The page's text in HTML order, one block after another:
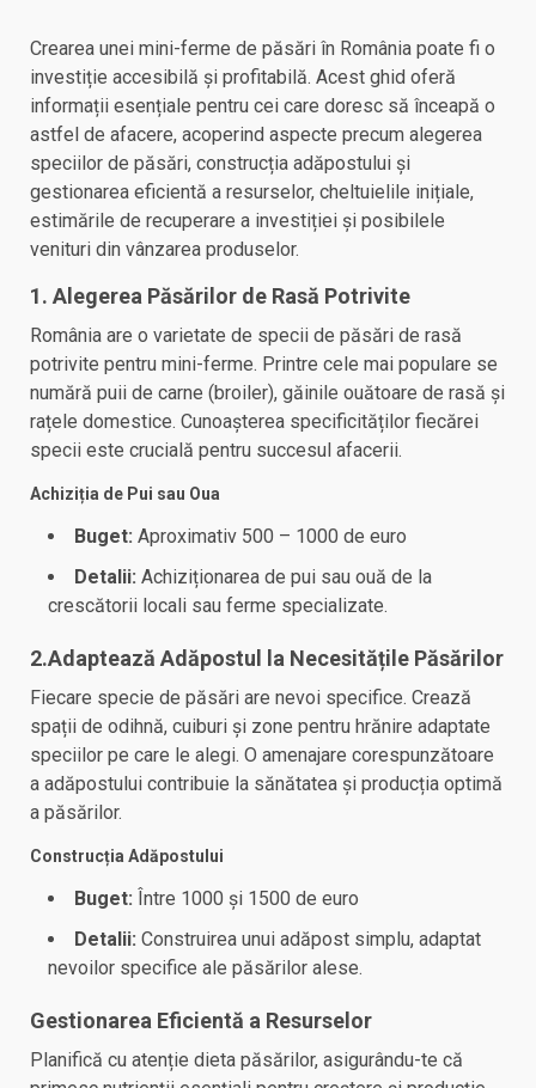
Crearea unei mini-ferme de păsări în România poate fi o
investiție accesibilă și profitabilă. Acest ghid oferă
informații esențiale pentru cei care doresc să înceapă o
astfel de afacere, acoperind aspecte precum alegerea
speciilor de păsări, construcția adăpostului și
gestionarea eficientă a resurselor, cheltuielile inițiale,
estimările de recuperare a investiției și posibilele
venituri din vânzarea produselor.
1. Alegerea Păsărilor de Rasă Potrivite
România are o varietate de specii de păsări de rasă
potrivite pentru mini-ferme. Printre cele mai populare se
numără puii de carne (broiler), găinile ouătoare de rasă și
rațele domestice. Cunoașterea specificităților fiecărei
specii este crucială pentru succesul afacerii.
Achiziția de Pui sau Oua
Buget: Aproximativ 500 – 1000 de euro
Detalii: Achiziționarea de pui sau ouă de la
crescătorii locali sau ferme specializate.
2.Adaptează Adăpostul la Necesitățile Păsărilor
Fiecare specie de păsări are nevoi specifice. Crează
spații de odihnă, cuiburi și zone pentru hrănire adaptate
speciilor pe care le alegi. O amenajare corespunzătoare
a adăpostului contribuie la sănătatea și producția optimă
a păsărilor.
Construcția Adăpostului
Buget: Între 1000 și 1500 de euro
Detalii: Construirea unui adăpost simplu, adaptat
nevoilor specifice ale păsărilor alese.
Gestionarea Eficientă a Resurselor
Planifică cu atenție dieta păsărilor, asigurându-te că